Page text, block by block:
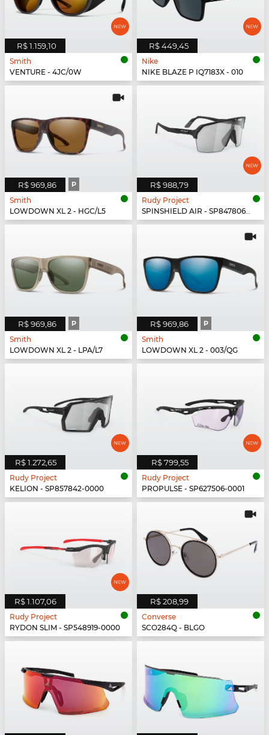
R$ 1.159,10
Smith
VENTURE - 4JC/0W
R$ 449,45
Nike
NIKE BLAZE P IQ7183X - 010
R$ 969,86 P
Smith
LOWDOWN XL 2 - HGC/L5
R$ 988,79
Rudy Project
SPINSHIELD AIR - SP847806-0003
R$ 969,86 P
Smith
LOWDOWN XL 2 - LPA/L7
R$ 969,86 P
Smith
LOWDOWN XL 2 - 003/QG
R$ 1.272,65
Rudy Project
KELION - SP857842-0000
R$ 799,55
Rudy Project
PROPULSE - SP627506-0001
R$ 1.107,06
Rudy Project
RYDON SLIM - SP548919-0000
R$ 208,99
Converse
SCO284Q - BLGO